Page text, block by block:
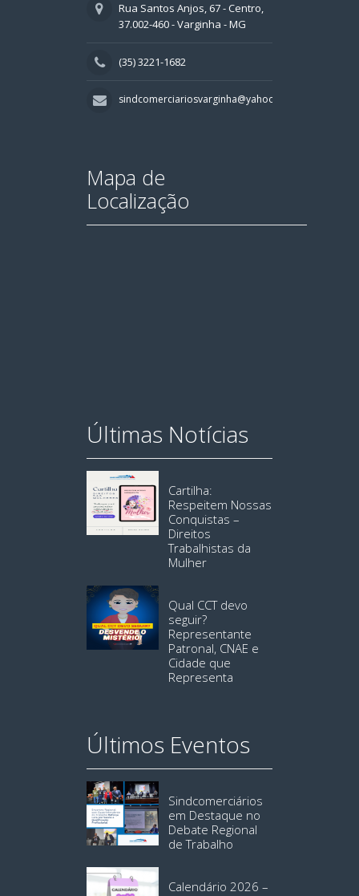
Rua Santos Anjos, 67 - Centro,
37.002-460 - Varginha - MG
(35) 3221-1682
sindcomerciariosvarginha@yahoo.com.br
Mapa de
Localização
Últimas Notícias
Cartilha:
Respeitem Nossas
Conquistas –
Direitos
Trabalhistas da
Mulher
Qual CCT devo
seguir?
Representante
Patronal, CNAE e
Cidade que
Representa
Últimos Eventos
Sindcomerciários
em Destaque no
Debate Regional
de Trabalho
Calendário 2026 –